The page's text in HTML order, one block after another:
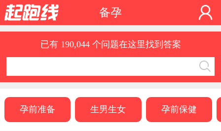
备孕
已有 190,044 个问题在这里找到答案
孕前准备 生男生女 孕前保健